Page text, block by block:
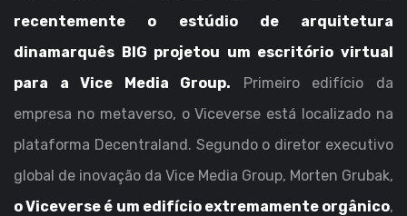
recentemente o estúdio de arquitetura
dinamarquês BIG projetou um escritório virtual
para a Vice Media Group. Primeiro edifício da
empresa no metaverso, o Viceverse está localizado na
plataforma Decentraland. Segundo o diretor executivo
global de inovação da Vice Media Group, Morten Grubak,
o Viceverse é um edifício extremamente orgânico,